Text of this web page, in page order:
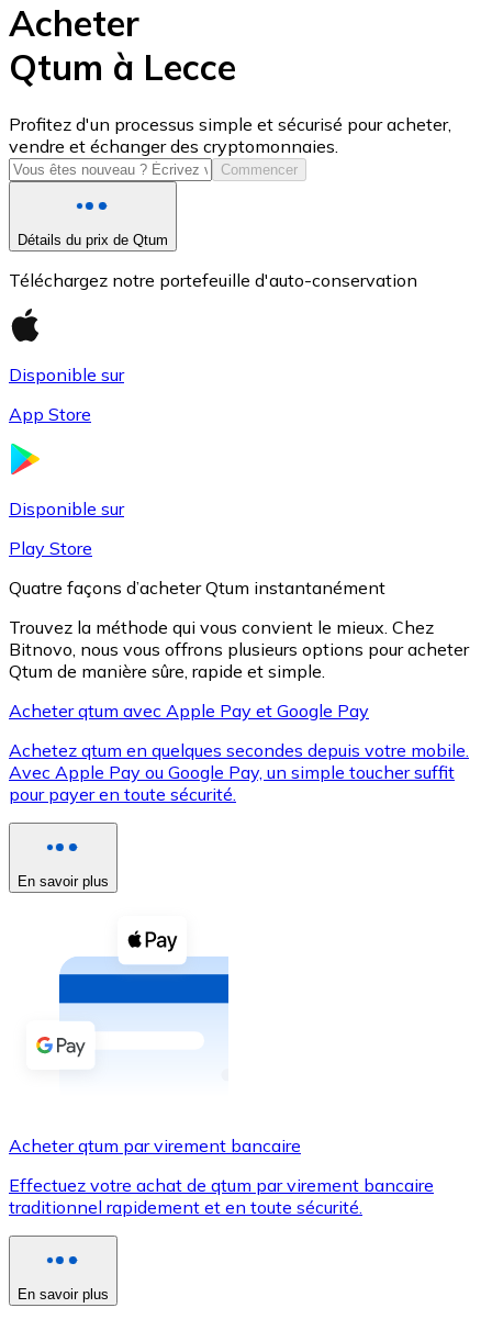
USD Coin
USDC
XRP
XRP
Voir toutes
Coupons crypto
Achetez des cryptomonnaies en espèces et d'autres
Acheter avec espèces
Virement SEPA
Utilisez les cartes Visa et Mastercard pour acheter
Acheter avec carte
Acheter
Qtum à Lecce
Profitez d'un processus simple et sécurisé pour acheter,
vendre et échanger des cryptomonnaies.
Commencer
Détails du prix de Qtum
Téléchargez notre portefeuille d'auto-conservation
Disponible sur
App Store
Disponible sur
Play Store
Quatre façons d’acheter Qtum instantanément
Trouvez la méthode qui vous convient le mieux. Chez
Bitnovo, nous vous offrons plusieurs options pour acheter
Qtum de manière sûre, rapide et simple.
Acheter qtum avec Apple Pay et Google Pay
Achetez qtum en quelques secondes depuis votre mobile.
Avec Apple Pay ou Google Pay, un simple toucher suffit
pour payer en toute sécurité.
En savoir plus
Acheter qtum par virement bancaire
Effectuez votre achat de qtum par virement bancaire
traditionnel rapidement et en toute sécurité.
En savoir plus